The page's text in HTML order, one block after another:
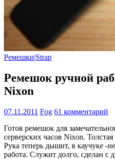
Ремешки|Strap
Ремешок ручной
Nixon
07.11.2011 Fog 61 комментарий
Готов ремешок для
серверских часов Nixon.
Рука теперь дышит, в каучуке -
работа. Служит долго, сделан с